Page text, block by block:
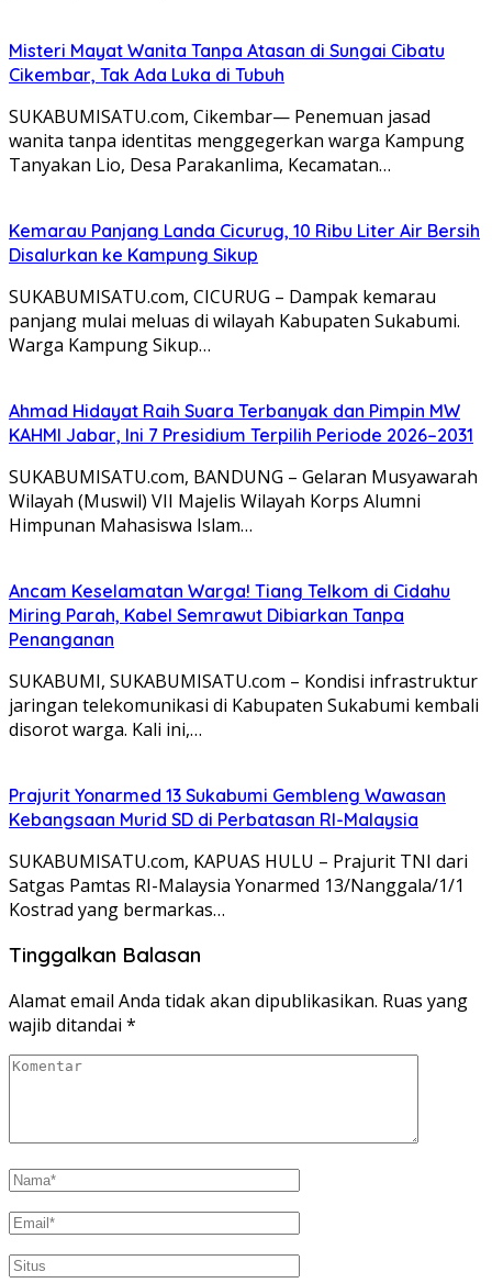
Misteri Mayat Wanita Tanpa Atasan di Sungai Cibatu
Cikembar, Tak Ada Luka di Tubuh
SUKABUMISATU.com, Cikembar— Penemuan jasad
wanita tanpa identitas menggegerkan warga Kampung
Tanyakan Lio, Desa Parakanlima, Kecamatan…
Kemarau Panjang Landa Cicurug, 10 Ribu Liter Air Bersih
Disalurkan ke Kampung Sikup
SUKABUMISATU.com, CICURUG – Dampak kemarau
panjang mulai meluas di wilayah Kabupaten Sukabumi.
Warga Kampung Sikup…
Ahmad Hidayat Raih Suara Terbanyak dan Pimpin MW
KAHMI Jabar, Ini 7 Presidium Terpilih Periode 2026–2031
SUKABUMISATU.com, BANDUNG – Gelaran Musyawarah
Wilayah (Muswil) VII Majelis Wilayah Korps Alumni
Himpunan Mahasiswa Islam…
Ancam Keselamatan Warga! Tiang Telkom di Cidahu
Miring Parah, Kabel Semrawut Dibiarkan Tanpa
Penanganan
SUKABUMI, SUKABUMISATU.com – Kondisi infrastruktur
jaringan telekomunikasi di Kabupaten Sukabumi kembali
disorot warga. Kali ini,…
Prajurit Yonarmed 13 Sukabumi Gembleng Wawasan
Kebangsaan Murid SD di Perbatasan RI-Malaysia
SUKABUMISATU.com, KAPUAS HULU – Prajurit TNI dari
Satgas Pamtas RI-Malaysia Yonarmed 13/Nanggala/1/1
Kostrad yang bermarkas…
Tinggalkan Balasan
Alamat email Anda tidak akan dipublikasikan. Ruas yang
wajib ditandai *